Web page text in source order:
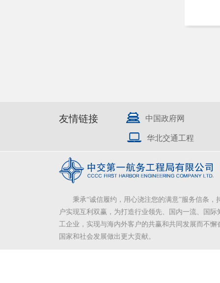
友情链接 中国政府网
华北交通工程
秉承“诚信履约，用心浇注您的满意”服务信条，
户实现互利双赢，为打造行业领先、国内一流、国际
工企业，实现与海内外客户的共赢和共同发展而不懈
国家和社会发展做出更大贡献。